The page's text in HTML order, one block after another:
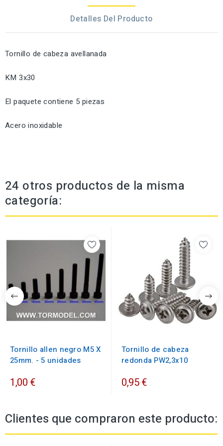
Detalles Del Producto
Tornillo de cabeza avellanada
KM 3x30
El paquete contiene 5 piezas
Acero inoxidable
24 otros productos de la misma
categoría:
Tornillo allen negro M5 X
25mm. - 5 unidades
1,00 €
Tornillo de cabeza
redonda PW2,3x10
0,95 €
Clientes que compraron este producto: